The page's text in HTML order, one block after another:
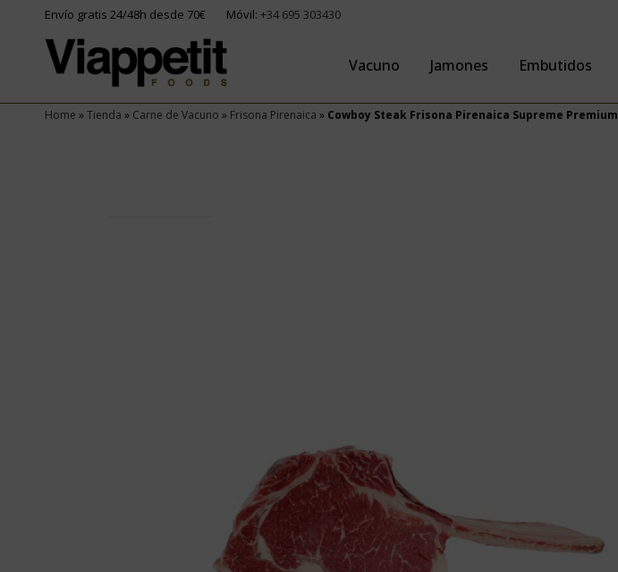
Envío gratis 24/48h desde 70€ Móvil: +34 695 303430
Vacuno Jamones Embutidos
Home »Tienda » Carne de Vacuno » Frisona Pirenaica » Cowboy Steak Frisona Pirenaica Supreme Premium